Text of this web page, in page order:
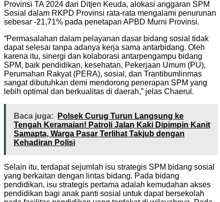
Provinsi TA 2024 dari Ditjen Keuda, alokasi anggaran SPM
Sosial dalam RKPD Provinsi rata-rata mengalami penurunan
sebesar -21,71% pada penetapan APBD Murni Provinsi.
“Permasalahan dalam pelayanan dasar bidang sosial tidak
dapat selesai tanpa adanya kerja sama antarbidang. Oleh
karena itu, sinergi dan kolaborasi antarpengampu bidang
SPM, baik pendidikan, kesehatan, Pekerjaan Umum (PU),
Perumahan Rakyat (PERA), sosial, dan Trantibumlinmas
sangat dibutuhkan demi mendorong penerapan SPM yang
lebih optimal dan berkualitas di daerah,” jelas Chaerul.
Baca juga:
Polsek Curug Turun Langsung ke
Tengah Keramaian! Patroli Jalan Kaki Dipimpin Kanit
Samapta, Warga Pasar Terlihat Takjub dengan
Kehadiran Polisi
Selain itu, terdapat sejumlah isu strategis SPM bidang sosial
yang berkaitan dengan lintas bidang. Pada bidang
pendidikan, isu strategis pertama adalah kemudahan akses
pendidikan bagi anak panti sosial untuk dapat bersekolah